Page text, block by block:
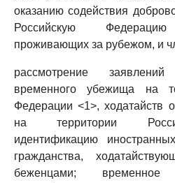
оказанию содействия
Российскую Федерацию
проживающих за рубежом, и
рассмотрение
временного убежища на
Федерации <1>, ходатайств
на территории
идентификацию
гражданства,
беженцами;